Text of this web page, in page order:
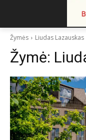
Žymės Liudas Lazauskas
Žymė: